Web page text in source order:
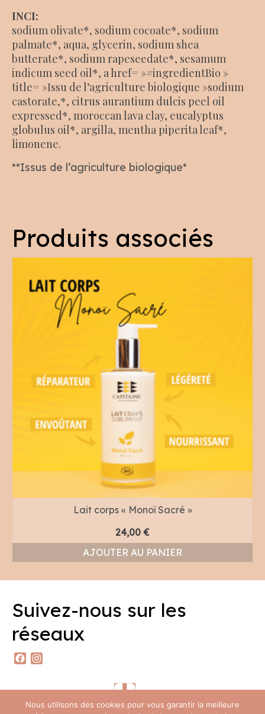
INCI:
sodium olivate*, sodium cocoate*, sodium
palmate*, aqua, glycerin, sodium shea
butterate*, sodium rapeseedate*, sesamum
indicum seed oil*, a href= »#ingredientBio »
title= »Issu de l’agriculture biologique »sodium
castorate,*, citrus aurantium dulcis peel oil
expressed*, moroccan lava clay, eucalyptus
globulus oil*, argilla, mentha piperita leaf*,
limonene.
**Issus de l’agriculture biologique*
Produits associés
Lait corps « Monoï Sacré »
24,00 €
AJOUTER AU PANIER
Suivez-nous sur les
réseaux
Facebook
Nous utilisons des cookies pour vous garantir la meilleure